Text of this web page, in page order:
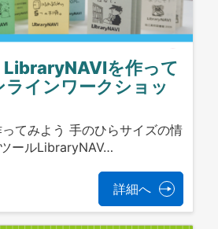
LibraryNAVIを作って
ラインワークショッ
てみよう 手のひらサイズの情
ールLibraryNAV…
詳細へ